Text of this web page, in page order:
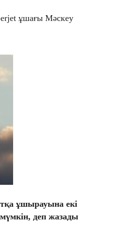
ұшағы Мәскеу
ұшырауына екі
деп жазады